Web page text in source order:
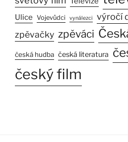
Ulice Vojevůdci vynálezci výročí
zpěvačky zpěváci
česká hudba česká literatura
český film